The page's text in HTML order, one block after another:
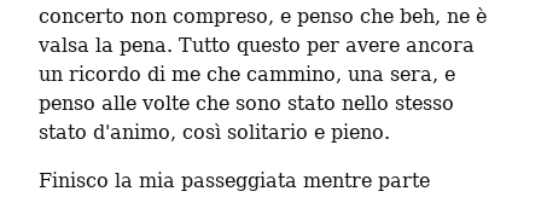
concerto non compreso, e penso che beh, ne è
valsa la pena. Tutto questo per avere ancora
un ricordo di me che cammino, una sera, e
penso alle volte che sono stato nello stesso
stato d'animo, così solitario e pieno.
Finisco la mia passeggiata mentre parte